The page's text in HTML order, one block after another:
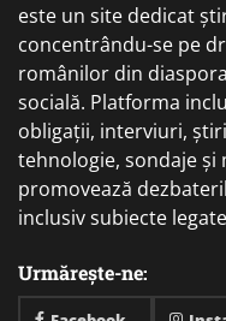
este un site dedicat
concentrându-se pe
românilor din
socială. Platforma
obligații, interviuri,
tehnologie, sondaje și
promovează
inclusiv subiecte
Urmărește-ne: